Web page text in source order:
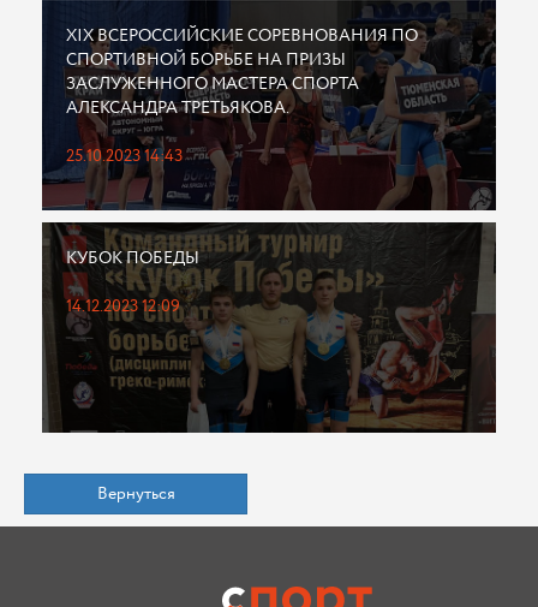
XIX ВСЕРОССИЙСКИЕ СОРЕВНОВАНИЯ ПО
СПОРТИВНОЙ БОРЬБЕ НА ПРИЗЫ
ЗАСЛУЖЕННОГО МАСТЕРА СПОРТА
АЛЕКСАНДРА ТРЕТЬЯКОВА.
25.10.2023 14:43
КУБОК ПОБЕДЫ
14.12.2023 12:09
Вернуться